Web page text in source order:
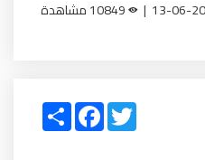
Share
FacebookTwitter